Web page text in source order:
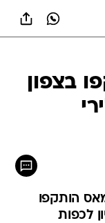
בצפון
הותקפו
לכפות